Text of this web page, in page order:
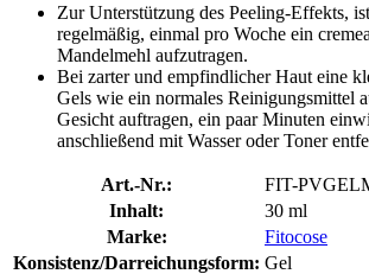
Zur Unterstützung des Peeling-Effekts,
regelmäßig, einmal pro Woche ein
Mandelmehl aufzutragen.
Bei zarter und empfindlicher Haut eine
Gels wie ein normales Reinigungsmittel
Gesicht auftragen, ein paar Minuten
anschließend mit Wasser oder Toner
Art.-Nr.:
FIT-
Inhalt:
30 ml
Marke:
Fitocose
Konsistenz/Darreichungsform: Gel